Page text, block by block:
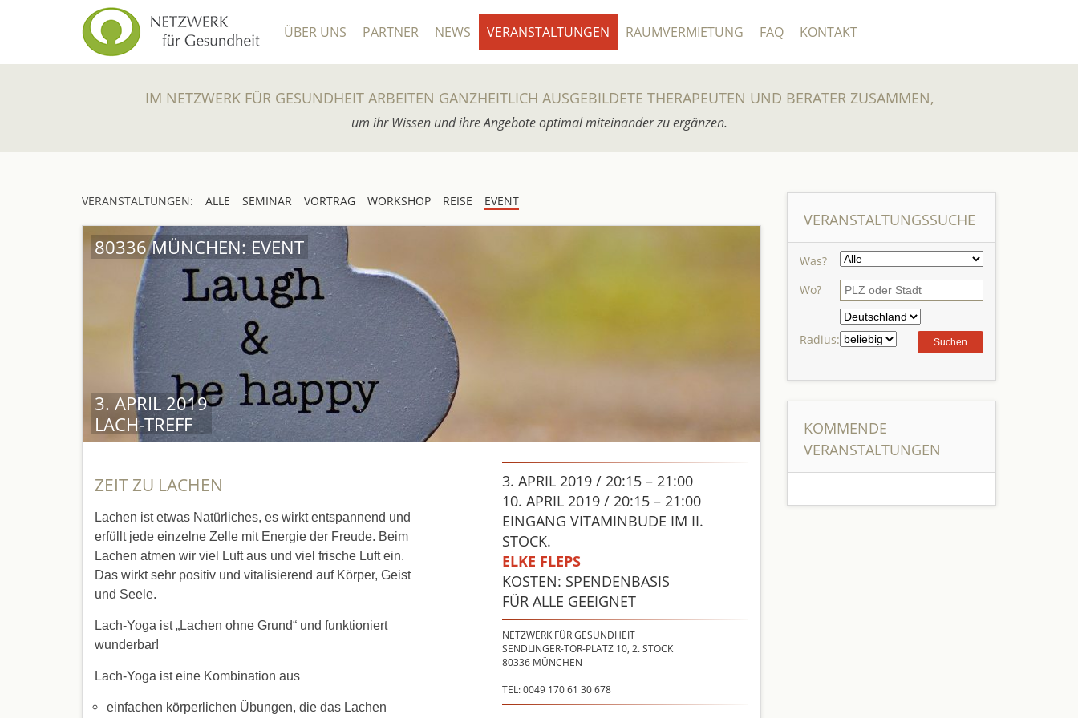
ÜBER UNS PARTNER NEWS VERANSTALTUNGEN RAUMVERMIETUNG FAQ KONTAKT
IM NETZWERK FÜR GESUNDHEIT ARBEITEN GANZHEITLICH AUSGEBILDETE THERAPEUTEN UND BERATER ZUSAMMEN,
um ihr Wissen und ihre Angebote optimal miteinander zu ergänzen.
VERANSTALTUNGEN: ALLE SEMINAR VORTRAG WORKSHOP REISE EVENT
3. APRIL 2019
LACH-TREFF
80336 MÜNCHEN: EVENT
3. APRIL 2019 / 20:15 – 21:00
10. APRIL 2019 / 20:15 – 21:00
EINGANG VITAMINBUDE IM II.
STOCK.
ELKE FLEPS
KOSTEN: SPENDENBASIS
FÜR ALLE GEEIGNET
NETZWERK FÜR GESUNDHEIT
SENDLINGER-TOR-PLATZ 10, 2. STOCK
80336 MÜNCHEN
TEL: 0049 170 61 30 678
ZEIT ZU LACHEN
Lachen ist etwas Natürliches, es wirkt entspannend und
erfüllt jede einzelne Zelle mit Energie der Freude. Beim
Lachen atmen wir viel Luft aus und viel frische Luft ein.
Das wirkt sehr positiv und vitalisierend auf Körper, Geist
und Seele.
Lach-Yoga ist „Lachen ohne Grund“ und funktioniert
wunderbar!
Lach-Yoga ist eine Kombination aus
einfachen körperlichen Übungen, die das Lachen
VERANSTALTUNGSSUCHE
Was?
Wo?
Radius:
KOMMENDE
VERANSTALTUNGEN